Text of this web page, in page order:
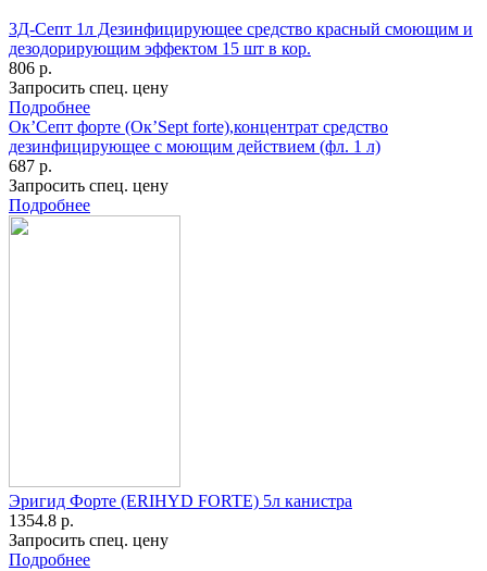
3Д-Септ 1л Дезинфицирующее средство красный смоющим и
дезодорирующим эффектом 15 шт в кор.
806 р.
Запросить спец. цену
Подробнее
Ок’Септ форте (Ок’Sept forte),концентрат средство
дезинфицирующее с моющим действием (фл. 1 л)
687 р.
Запросить спец. цену
Подробнее
Эригид Форте (ERIHYD FORTE) 5л канистра
1354.8 р.
Запросить спец. цену
Подробнее